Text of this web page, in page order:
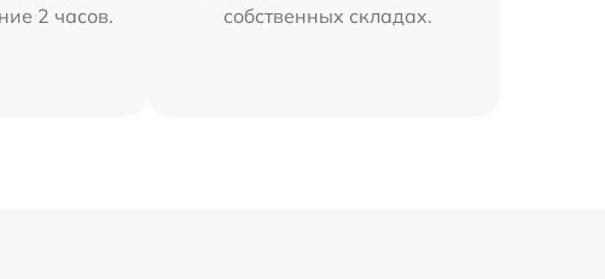
2 часов.
собственных складах.